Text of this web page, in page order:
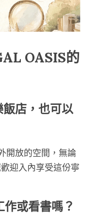
OASIS的
店，也可以
開放的空間，無論
迎入內享受這份寧
或看書嗎？